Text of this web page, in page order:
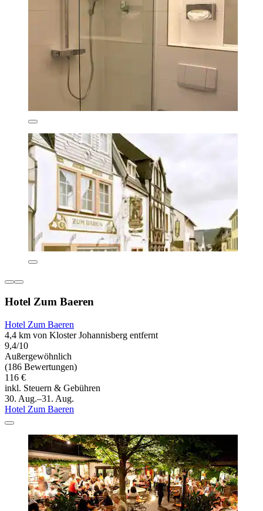
Hotel Zum Baeren
Hotel Zum Baeren
4,4 km von Kloster Johannisberg entfernt
9,4/10
Außergewöhnlich
(186 Bewertungen)
116 €
inkl. Steuern & Gebühren
30. Aug.–31. Aug.
Hotel Zum Baeren